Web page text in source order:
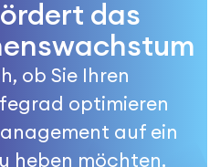
das
ob Sie Ihren
optimieren
auf ein
heben möchten,